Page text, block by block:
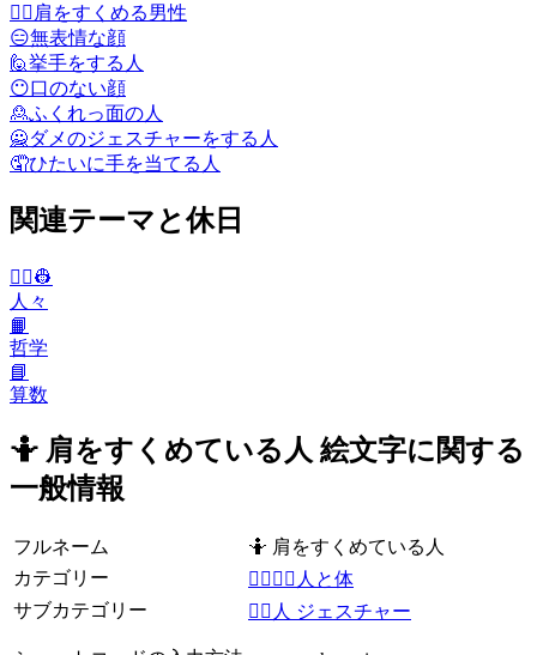
🤷‍♂️ 肩をすくめる男性
😑無表情な顔
🙋挙手をする人
😶口のない顔
🙎ふくれっ面の人
🙅ダメのジェスチャーをする人
🤦ひたいに手を当てる人
関連テーマと休日
👨‍✈️👷
人々
📙
哲学
📘
算数
🤷 肩をすくめている人 絵文字に関する
一般情報
フルネーム
🤷 肩をすくめている人
カテゴリー
👩‍❤️‍💋‍👨人と体
サブカテゴリー
🙅‍♀️人 ジェスチャー